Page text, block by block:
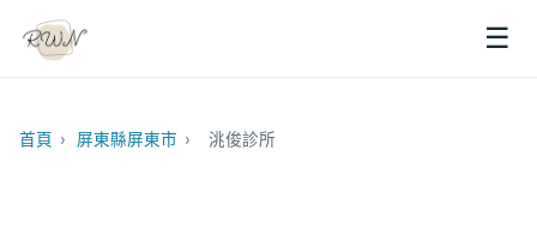
☰
首頁 › 屏東縣屏東市 › 洮俊診所